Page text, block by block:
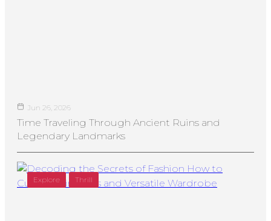
Jun 26, 2026
Time Traveling Through Ancient Ruins and
Legendary Landmarks
Explore Thrill